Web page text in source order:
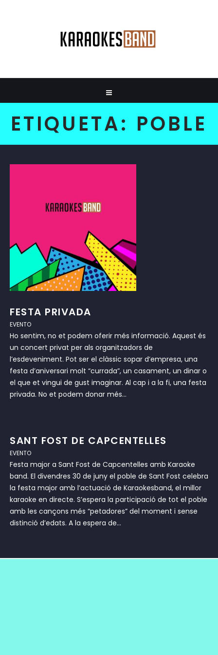
ETIQUETA: POBLE
FESTA PRIVADA
EVENTO
Ho sentim, no et podem oferir més informació. Aquest és
un concert privat per als organitzadors de
l’esdeveniment. Pot ser el clàssic sopar d’empresa, una
festa d’aniversari molt “currada”, un casament, un dinar o
el que et vingui de gust imaginar. Al cap i a la fi, una festa
privada. No et podem donar més...
SANT FOST DE CAPCENTELLES
EVENTO
Festa major a Sant Fost de Capcentelles amb Karaoke
band. El divendres 30 de juny el poble de Sant Fost celebra
la festa major amb l’actuació de Karaokesband, el millor
karaoke en directe. S’espera la participació de tot el poble
amb les cançons més “petadores” del moment i sense
distinció d’edats. A la espera de...